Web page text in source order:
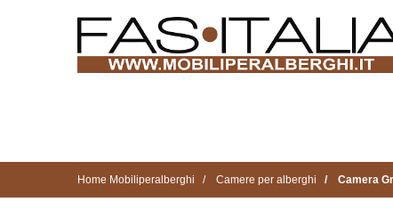
Home Mobiliperalberghi Camere per alberghi Camera